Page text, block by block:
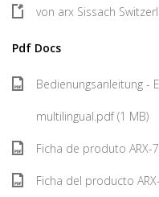
von arx Sissach
Pdf Docs
Bedienungsanleitung -
multilingual.pdf (1 MB)
Ficha de produto ARX-
Ficha del producto